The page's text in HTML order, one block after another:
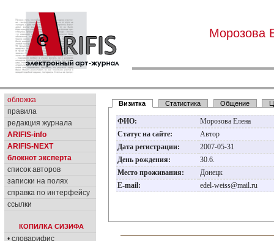
Морозова
обложка
правила
редакция журнала
ARIFIS-info
ARIFIS-NEXT
блокнот эксперта
список авторов
записки на полях
справка по интерфейсу
ссылки
КОПИЛКА СИЗИФА
• словарифис
Визитка Статистика Общение
ФИО:
Морозова Елена
Статус на сайте:
Автор
Дата регистрации:
2007-05-31
День рождения:
30.6.
Место проживания:
Донецк
E-mail:
edel-weiss@mail.ru